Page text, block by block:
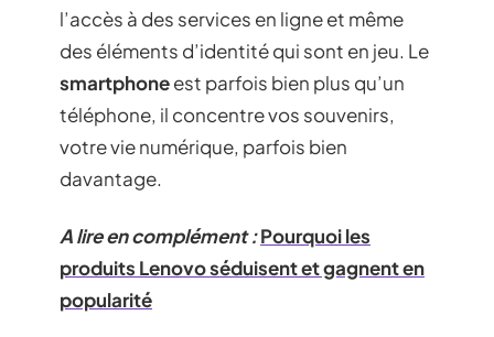
l’accès à des services en ligne et même
des éléments d’identité qui sont en jeu. Le
smartphoneest parfois bien plus qu’un
téléphone, il concentre vos souvenirs,
votre vie numérique, parfois bien
davantage.
A lire en complément :Pourquoi les
produits Lenovo séduisent et gagnent en
popularité